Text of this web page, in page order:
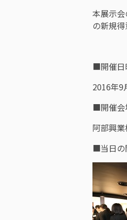
本展示
の新規
■開催日
2016年9
■開催会
阿部興
■当日の